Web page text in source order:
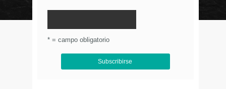
* = campo obligatorio
© Circulo Marketing 2016. Todos los derechos
reservados.
Aviso de Privacidad